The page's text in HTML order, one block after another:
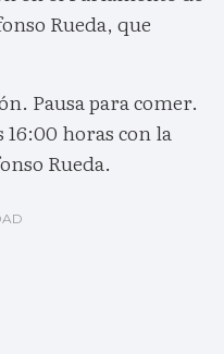
Rueda, que
Pausa para comer.
16:00 horas con la
Rueda.